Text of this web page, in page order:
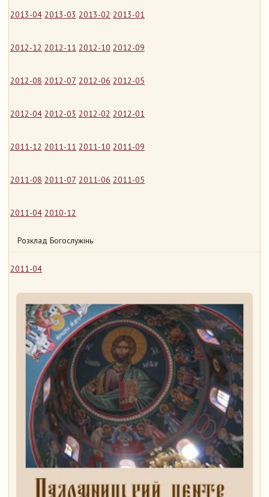
2013-04 2013-03 2013-02 2013-01
2012-12 2012-11 2012-10 2012-09
2012-08 2012-07 2012-06 2012-05
2012-04 2012-03 2012-02 2012-01
2011-12 2011-11 2011-10 2011-09
2011-08 2011-07 2011-06 2011-05
2011-04 2010-12
Розклад Богослужінь
2011-04